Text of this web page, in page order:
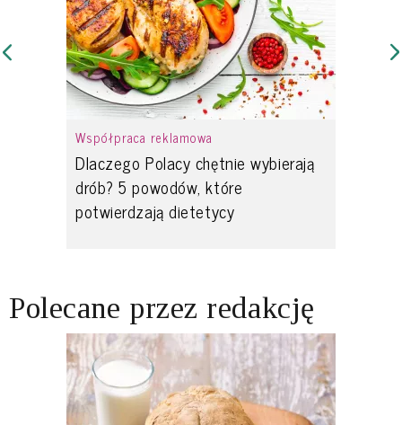
Współpraca reklamowa
Dlaczego Polacy chętnie wybierają
drób? 5 powodów, które
potwierdzają dietetycy
Polecane przez redakcję